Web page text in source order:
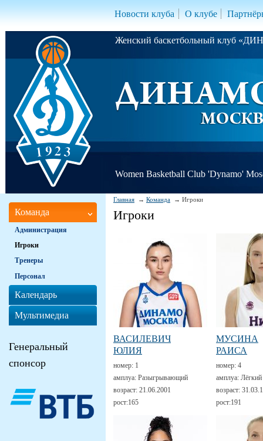
Новости клуба О клубе
Женский баскетбольный клуб
Women Basketball Club 'Dynamo'
Главная Команда Игроки
Игроки
ВАСИЛЕВИЧ
ЮЛИЯ
номер: 1
амплуа: Разыгрывающий
возраст: 21.06.2001
рост:165
МУСИНА
РАИСА
номер: 4
амплуа:
возраст:
рост:191
Команда
Администрация
Игроки
Тренеры
Персонал
Календарь
Мультимедиа
Генеральный
спонсор